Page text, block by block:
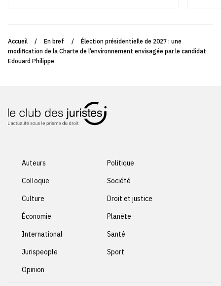
Accueil / En bref /
Élection présidentielle de 2027 : une
modification de la Charte de l’environnement envisagée par le candidat
Edouard Philippe
Auteurs
Colloque
Culture
Économie
International
Jurispeople
Opinion
Politique
Société
Droit et justice
Planète
Santé
Sport